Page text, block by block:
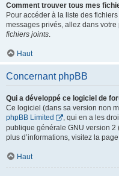
Comment trouver tous mes
Pour accéder à la liste des
messages privés, allez dans
fichiers joints.
Haut
Concernant phpBB
Qui a développé ce logiciel de
Ce logiciel (dans sa version non
phpBB Limited
, qui en a les
publique générale GNU version 2
plus d’informations, visitez la
Haut